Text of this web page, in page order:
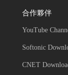
合作夥伴
YouTube
Softonic
CNET